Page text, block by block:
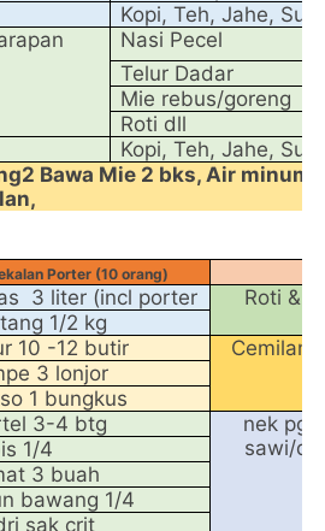
Kopi, Teh, Jahe,
Nasi Pecel
Telur Dadar
Mie rebus/goreng
Roti dll
Kopi, Teh, Jahe,
Bawa Mie 2 bks, Air minum
Porter (10 orang)
3 liter (incl porter
Roti &
1/2 kg
10 -12 butir
Cemilan
3 lonjor
1 bungkus
3-4 btg
nek
sawi/
1/4
3 buah
bawang 1/4
sak crit